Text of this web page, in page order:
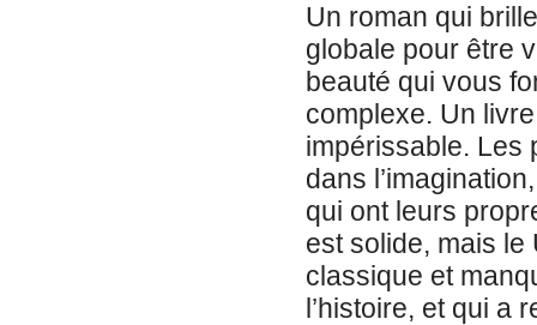
Un roman qui
globale pour être
beauté qui vous
complexe. Un
impérissable. Les
dans
qui ont leurs
est solide, mais
classique et
l’histoire, et qui a